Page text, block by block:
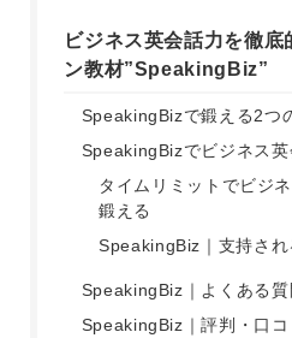
ビジネス英会話力を徹底
ン教材”SpeakingBiz”
SpeakingBizで鍛える2つ
SpeakingBizでビジネス
タイムリミットでビジ
鍛える
SpeakingBiz｜支持され
SpeakingBiz｜よくある質
SpeakingBiz｜評判・口コ